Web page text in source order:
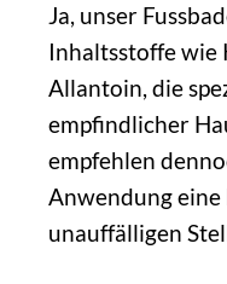
Ja, unser
Inhaltsstoffe wie
Allantoin, die
empfindlicher
empfehlen
Anwendung
unauffälligen